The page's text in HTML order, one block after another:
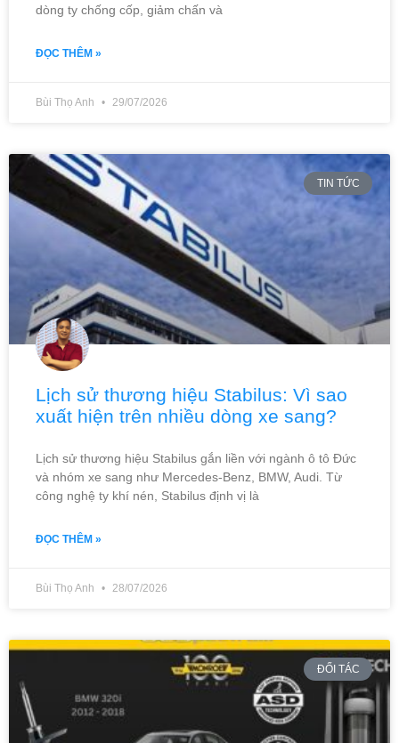
dòng ty chống cốp, giảm chấn và
ĐỌC THÊM »
Bùi Thọ Anh 29/07/2026
TIN TỨC
Lịch sử thương hiệu Stabilus: Vì sao
xuất hiện trên nhiều dòng xe sang?
Lịch sử thương hiệu Stabilus gắn liền với ngành ô tô Đức
và nhóm xe sang như Mercedes-Benz, BMW, Audi. Từ
công nghệ ty khí nén, Stabilus định vị là
ĐỌC THÊM »
Bùi Thọ Anh 28/07/2026
ĐỐI TÁC